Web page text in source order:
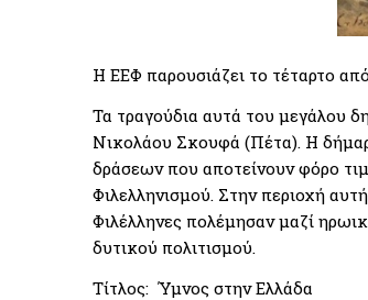
Η ΕΕΦ παρουσιάζει το τέταρτο
Τα τραγούδια αυτά του μεγάλου
Νικολάου Σκουφά (Πέτα). Η
δράσεων που αποτείνουν φόρο
Φιλελληνισμού. Στην περιοχή
Φιλέλληνες πολέμησαν μαζί
δυτικού πολιτισμού.
Τίτλος: Ύμνος στην Ελλάδα